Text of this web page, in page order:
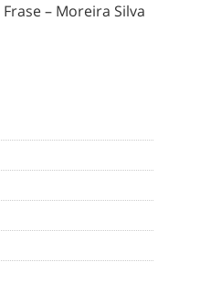
Frase – Moreira Silva